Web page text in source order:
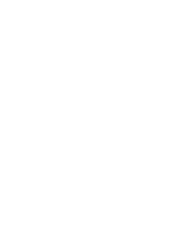
함)에 중점을 둡니다. 교차 오염이